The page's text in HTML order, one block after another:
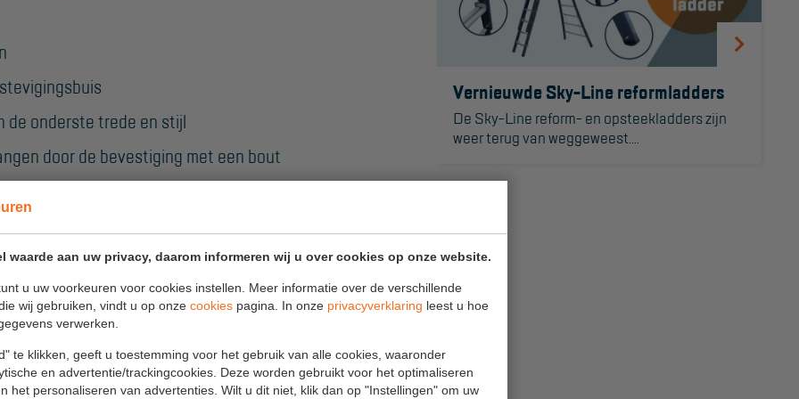
waarde aan uw privacy, daarom informeren wij u over cookies op onze website.
u uw voorkeuren voor cookies instellen. Meer informatie over de verschillende
wij gebruiken, vindt u op onze cookies pagina. In onze privacyverklaring leest u hoe
verwerken.
te klikken, geeft u toestemming voor het gebruik van alle cookies, waaronder
en advertentie/trackingcookies. Deze worden gebruikt voor het optimaliseren
het personaliseren van advertenties. Wilt u dit niet, klik dan op "Instellingen" om uw
de onderste trede en stijl
door de bevestiging met een bout
af aan je handen
spreidbeveiligingsbanden
Vernieuwde Sky-Line reformladders
De Sky-Line reform- en opsteekladders zijn
weer terug van weggeweest....